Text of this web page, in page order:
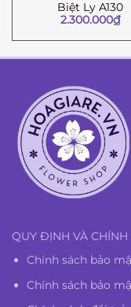
Biệt Ly A130
2.300.000₫
QUY ĐỊNH VÀ CHÍNH
Chính sách bảo
Chính sách bảo